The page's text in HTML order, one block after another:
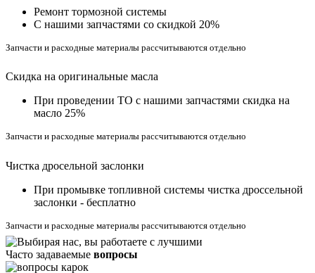
Ремонт тормозной системы
С нашими запчастями со скидкой 20%
Запчасти и расходные материалы рассчитываются отдельно
Скидка на оригинальные масла
При проведении ТО с нашими запчастями скидка на
масло 25%
Запчасти и расходные материалы рассчитываются отдельно
Чистка дросельной заслонки
При промывке топливной системы чистка дроссельной
заслонки - бесплатно
Запчасти и расходные материалы рассчитываются отдельно
Часто задаваемые вопросы